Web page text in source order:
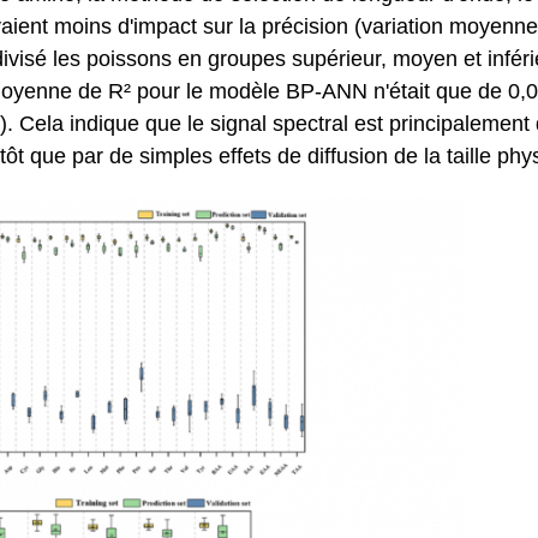
moins d'impact sur la précision (variation
les poissons en groupes supérieur, moyen et
de R² pour le modèle BP-ANN n'était que de
Cela indique que le signal spectral est principalement
que par de simples effets de diffusion de la taille